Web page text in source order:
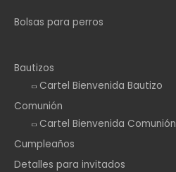
Bolsas para perros
Bautizos
Cartel Bienvenida Bautizo
Comunión
Cartel Bienvenida Comunión
Cumpleaños
Detalles para invitados